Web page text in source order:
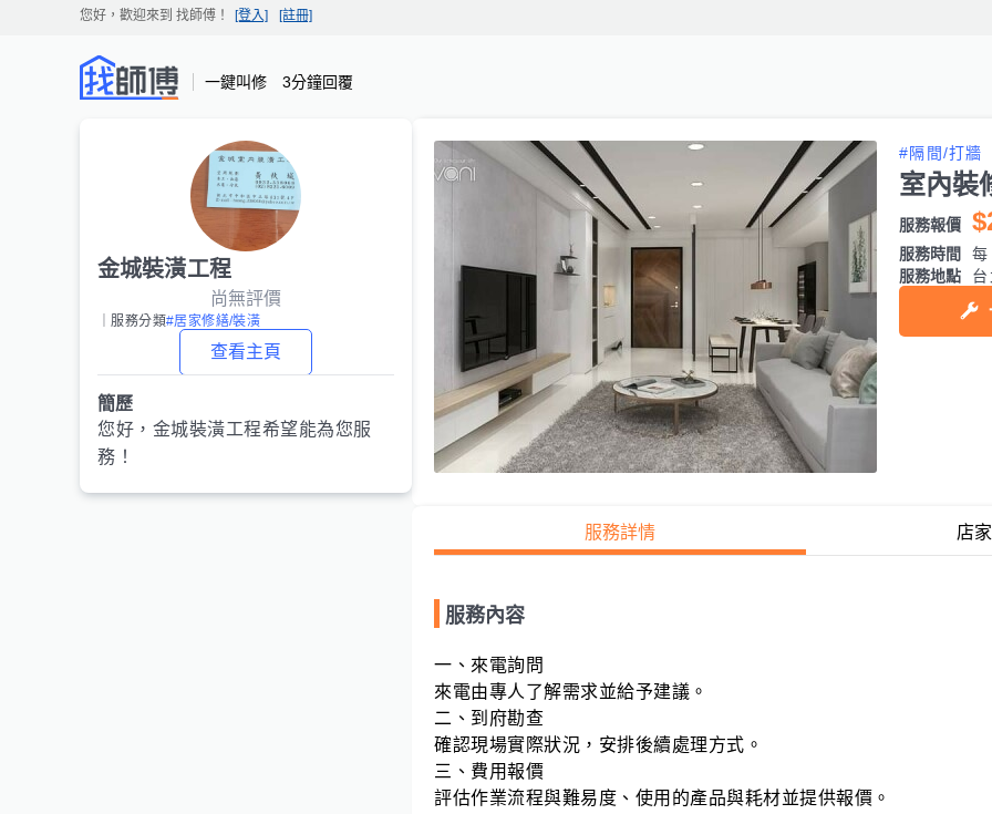
您好，歡迎來到 找師傅 ！ [登入] [註冊]
一鍵叫修 3分鐘回覆
金城裝潢工程
尚無評價
｜服務分類#居家修繕/裝潢
查看主頁
簡歷
您好， 金城裝潢工程希望能為您服
務！
#隔間/打牆
室內裝
服務報價
服務時間
服務地點
服務詳情 店
服務內容
一、來電詢問
來電由專人了解需求並給予建議。
二、到府勘查
確認現場實際狀況，安排後續處理方式。
三、費用報價
評估作業流程與難易度、使用的產品與耗材並提供報價。